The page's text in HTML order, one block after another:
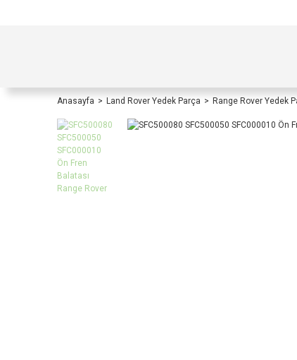
Anasayfa Land Rover Yedek Parça Range Rover Yedek